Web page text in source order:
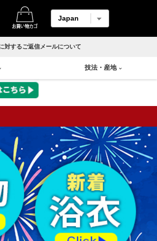
対するご返信メールについて
羽織
長襦袢
下駄
柄メイン生地
麻生地
材料用洗い張り
ホームコート
香合
花瓶
技法 ・ 産地
山中塗り
蒔絵